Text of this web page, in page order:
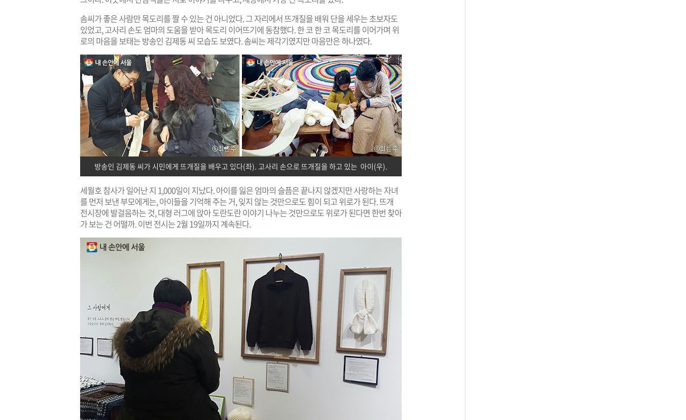
솜씨가 좋은 사람만 목도리를 짤 수 있는 건 아니었다. 그 자리에서 뜨개질을 배워 단을 세우는 초보자도
있었고, 고사리 손도 엄마의 도움을 받아 목도리 이어뜨기에 동참했다. 한 코 한 코 목도리를 이어가며 위
로의 마음을 보태는 방송인 김제동 씨 모습도 보였다. 솜씨는 제각기였지만 마음만은 하나였다.
방송인 김제동 씨가 시민에게 뜨개질을 배우고 있다(좌). 고사리 손으로 뜨개질을 하고 있는 아이(우).
세월호 참사가 일어난 지 1,000일이 지났다. 아이를 잃은 엄마의 슬픔은 끝나지 않겠지만 사랑하는 자녀
를 먼저 보낸 부모에게는, 아이들을 기억해 주는 거, 잊지 않는 것만으로도 힘이 되고 위로가 된다. 뜨개
전시장에 발걸음하는 것, 대형 러그에 앉아 도란도란 이야기 나누는 것만으로도 위로가 된다면 한번 찾아
가 보는 건 어떨까. 이번 전시는 2월 19일까지 계속된다.